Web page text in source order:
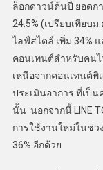
ล็อกดาวน์ต้นปี ยอดก
24.5% (เปรียบเทียบ
ไลฟ์สไตล์ เพิ่ม 34%
คอนเทนต์สำหรับคน
เหนือจากคอนเทนต์
ประเมินอาการ ที่เป็
นั้น นอกจากนี้ LINE
การใช้งานใหม่ในช่ว
36% อีกด้วย